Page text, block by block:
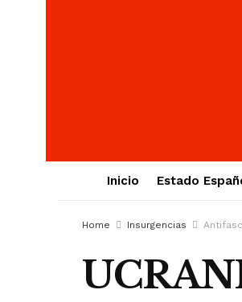
Inicio Estado
Home Insurgencias